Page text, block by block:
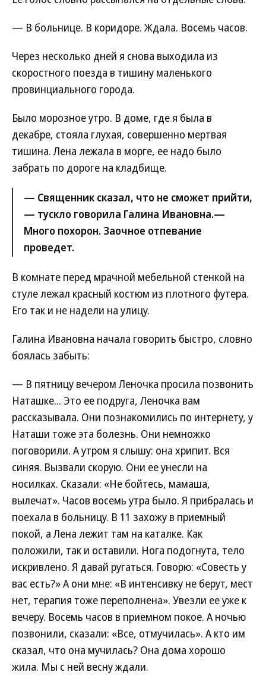
— В больнице. В коридоре. Ждала. Восемь часов.
Через несколько дней я снова выходила из
скоростного поезда в тишину маленького
провинциального города.
Было морозное утро. В доме, где я была в
декабре, стояла глухая, совершенно мертвая
тишина. Лена лежала в морге, ее надо было
забрать по дороге на кладбище.
— Священник сказал, что не сможет прийти,
— тускло говорила Галина Ивановна.—
Много похорон. Заочное отпевание
проведет.
В комнате перед мрачной мебельной стенкой на
стуле лежал красный костюм из плотного футера.
Его так и не надели на улицу.
Галина Ивановна начала говорить быстро, словно
боялась забыть:
— В пятницу вечером Леночка просила позвонить
Наташке... Это ее подруга, Леночка вам
рассказывала. Они познакомились по интернету, у
Наташи тоже эта болезнь. Они немножко
поговорили. А утром я слышу: она хрипит. Вся
синяя. Вызвали скорую. Они ее унесли на
носилках. Сказали: «Не бойтесь, мамаша,
вылечат». Часов восемь утра было. Я прибралась и
поехала в больницу. В 11 захожу в приемный
покой, а Лена лежит там на каталке. Как
положили, так и оставили. Нога подогнута, тело
искривлено. Я давай ругаться. Говорю: «Совесть у
вас есть?» А они мне: «В интенсивку не берут, мест
нет, терапия тоже переполнена». Увезли ее уже к
вечеру. Восемь часов в приемном покое. А ночью
позвонили, сказали: «Все, отмучилась». А кто им
сказал, что она мучилась? Она дома хорошо
жила. Мы с ней весну ждали.